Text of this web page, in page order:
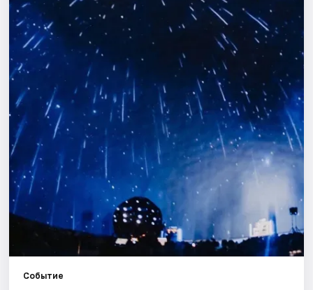
Города
Площадки
Артисты
Рейтинги
Событие